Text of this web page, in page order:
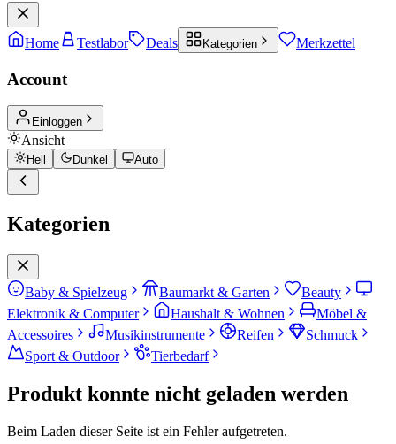
Home Testlabor Deals Kategorien Merkzettel
Account
Einloggen
Ansicht
Hell Dunkel Auto
Kategorien
Baby & Spielzeug Baumarkt & Garten
Beauty
Elektronik & Computer
Haushalt & Wohnen
Möbel &
Accessoires
Musikinstrumente Reifen
Schmuck
Sport & Outdoor
Tierbedarf
Produkt konnte nicht geladen werden
Beim Laden dieser Seite ist ein Fehler aufgetreten.